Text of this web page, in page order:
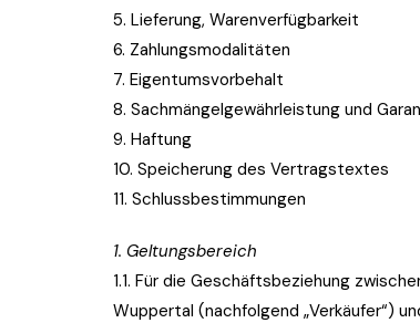
5. Lieferung, Warenverfügbarkeit
6. Zahlungsmodalitäten
7. Eigentumsvorbehalt
8. Sachmängelgewährleistung und
9. Haftung
10. Speicherung des Vertragstextes
11. Schlussbestimmungen
1. Geltungsbereich
1.1. Für die Geschäftsbeziehung
Wuppertal (nachfolgend „Verkäufer“)